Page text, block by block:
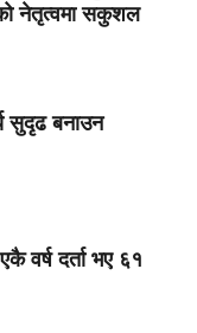
नेतृत्वमा सकुशल
सुदृढ बनाउन
वर्ष दर्ता भए ६१